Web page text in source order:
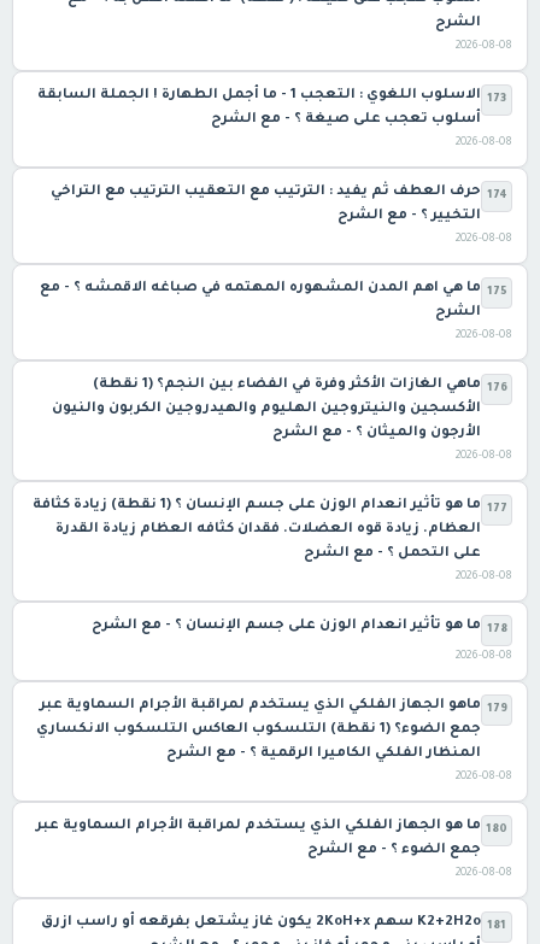
الشرح
2026-08-08
173
الاسلوب اللغوي : التعجب 1 - ما أجمل الطهارة ! الجملة السابقة
أسلوب تعجب على صيغة ؟ - مع الشرح
2026-08-08
174 حرف العطف ثم يفيد : الترتيب مع التعقيب الترتيب مع التراخي
التخيير ؟ - مع الشرح
2026-08-08
175 ما هي اهم المدن المشهوره المهتمه في صباغه الاقمشه ؟ - مع
الشرح
2026-08-08
176
ماهي الغازات الأكثر وفرة في الفضاء بين النجم؟ (1 نقطة)
الأكسجين والنيتروجين الهليوم والهيدروجين الكربون والنيون
الأرجون والميثان ؟ - مع الشرح
2026-08-08
177
ما هو تأثير انعدام الوزن على جسم الإنسان ؟ (1 نقطة) زيادة كثافة
العظام. زيادة قوه العضلات. فقدان كثافه العظام زيادة القدرة
على التحمل ؟ - مع الشرح
2026-08-08
178 ما هو تأثير انعدام الوزن على جسم الإنسان ؟ - مع الشرح
2026-08-08
179 ماهو الجهاز الفلكي الذي يستخدم لمراقبة الأجرام السماوية عبر
جمع الضوء؟ (1 نقطة) التلسكوب العاكس التلسكوب الانكساري
المنظار الفلكي الكاميرا الرقمية ؟ - مع الشرح
2026-08-08
180 ما هو الجهاز الفلكي الذي يستخدم لمراقبة الأجرام السماوية عبر
جمع الضوء ؟ - مع الشرح
2026-08-08
181
K2+2H2o سهم 2KoH+x يكون غاز يشتعل بفرقعه أو راسب ازرق